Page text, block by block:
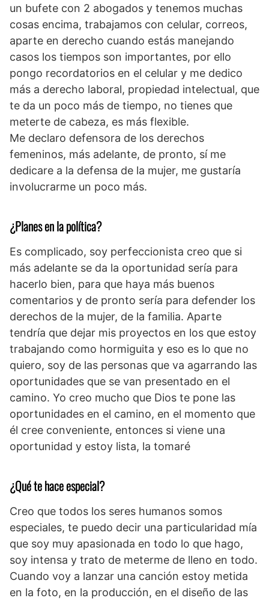
un bufete con 2 abogados y tenemos muchas
cosas encima, trabajamos con celular, correos,
aparte en derecho cuando estás manejando
casos los tiempos son importantes, por ello
pongo recordatorios en el celular y me dedico
más a derecho laboral, propiedad intelectual, que
te da un poco más de tiempo, no tienes que
meterte de cabeza, es más flexible.
Me declaro defensora de los derechos
femeninos, más adelante, de pronto, sí me
dedicare a la defensa de la mujer, me gustaría
involucrarme un poco más.
¿Planes en la política?
Es complicado, soy perfeccionista creo que si
más adelante se da la oportunidad sería para
hacerlo bien, para que haya más buenos
comentarios y de pronto sería para defender los
derechos de la mujer, de la familia. Aparte
tendría que dejar mis proyectos en los que estoy
trabajando como hormiguita y eso es lo que no
quiero, soy de las personas que va agarrando las
oportunidades que se van presentado en el
camino. Yo creo mucho que Dios te pone las
oportunidades en el camino, en el momento que
él cree conveniente, entonces si viene una
oportunidad y estoy lista, la tomaré
¿Qué te hace especial?
Creo que todos los seres humanos somos
especiales, te puedo decir una particularidad mía
que soy muy apasionada en todo lo que hago,
soy intensa y trato de meterme de lleno en todo.
Cuando voy a lanzar una canción estoy metida
en la foto, en la producción, en el diseño de las